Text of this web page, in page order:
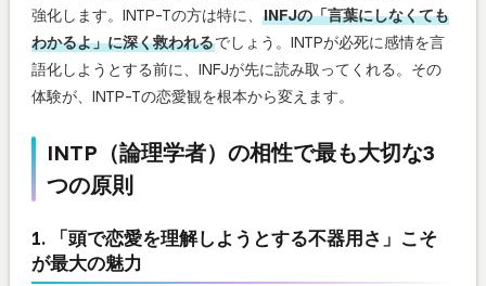
強化します。INTP-Tの方は特に、 INFJの「言葉にしなくても
わかるよ」に深く救われるでしょう。INTPが必死に感情を言
語化しようとする前に、INFJが先に読み取ってくれる。その
体験が、INTP-Tの恋愛観を根本から変えます。
INTP（論理学者）の相性で最も大切な3
つの原則
1. 「頭で恋愛を理解しようとする不器用さ」こそ
が最大の魅力